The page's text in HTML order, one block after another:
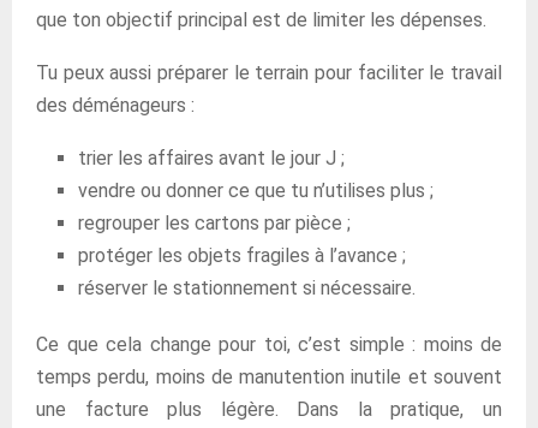
que ton objectif principal est de limiter les dépenses.
Tu peux aussi préparer le terrain pour faciliter le travail
des déménageurs :
trier les affaires avant le jour J ;
vendre ou donner ce que tu n’utilises plus ;
regrouper les cartons par pièce ;
protéger les objets fragiles à l’avance ;
réserver le stationnement si nécessaire.
Ce que cela change pour toi, c’est simple : moins de
temps perdu, moins de manutention inutile et souvent
une facture plus légère. Dans la pratique, un